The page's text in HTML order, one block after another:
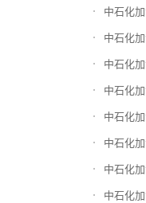
中石化
中石化
中石化
中石化
中石化
中石化